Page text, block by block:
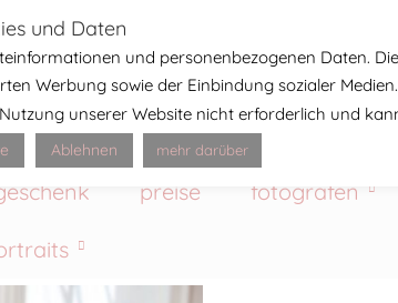
preise fotografen
und Daten
und personenbezogenen Daten.
Werbung sowie der Einbindung sozialer
unserer Website nicht erforderlich und
Ablehnen mehr darüber